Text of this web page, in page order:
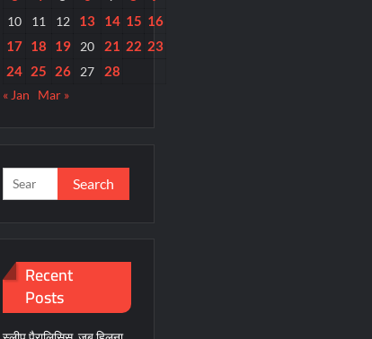
10 11 12 13 14 15 16
17 18 19 20 21 22 23
24 25 26 27 28
« Jan Mar »
Search
for:
Recent
Posts